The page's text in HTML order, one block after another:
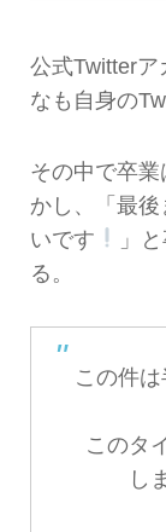
公式Twitterア
なも自身の
その中で卒
かし、「最
いです
」
る。
この件
このタ
し